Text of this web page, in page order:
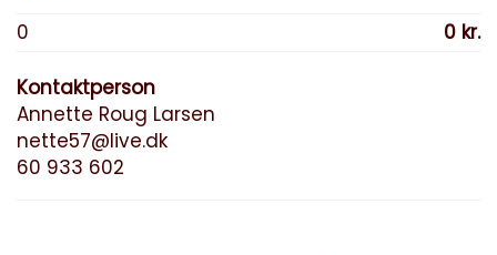
0
0 kr.
Kontaktperson
Annette Roug Larsen
nette57@live.dk
60 933 602